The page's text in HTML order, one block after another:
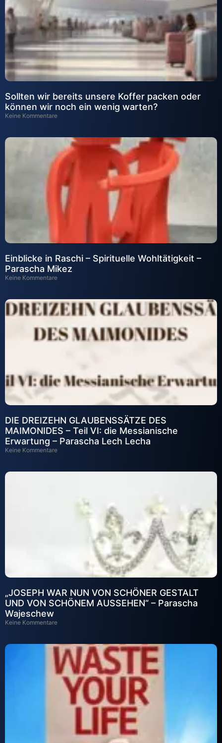
Sollten wir bereits unsere Koffer packen oder
können wir noch ein wenig warten?
Keine Kommentare
Einblicke in Raschi – Spirituelle Wohltätigkeit –
Parascha Mikez
Keine Kommentare
DIE DREIZEHN GLAUBENSSÄTZE DES
MAIMONIDES – Teil VI: die Messianische
Erwartung – Parascha Lech Lecha
Keine Kommentare
„JOSEPH WAR NUN VON SCHÖNER GESTALT
UND VON SCHÖNEM AUSSEHEN“ – Parascha
Wajeschew
Keine Kommentare